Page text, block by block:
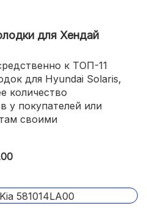
для Хендай
к ТОП-11
для Hyundai Solaris,
количество
у покупателей или
своими